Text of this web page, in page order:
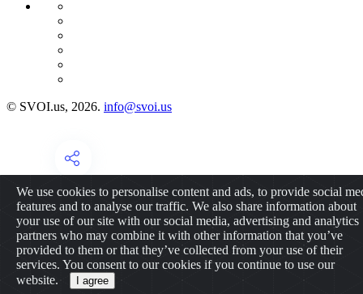
© SVOI.us, 2026. info@svoi.us
We use cookies to personalise content and ads, to provide social
features and to analyse our traffic. We also share information about
your use of our site with our social media, advertising and analytics
partners who may combine it with other information that you’ve
provided to them or that they’ve collected from your use of their
services. You consent to our cookies if you continue to use our
website.
I agree